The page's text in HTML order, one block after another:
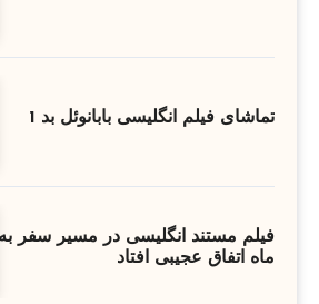
تماشای فیلم انگلیسی بابانوئل بد 1
فیلم مستند انگلیسی در مسیر سفر به
ماه اتفاق عجیبی افتاد